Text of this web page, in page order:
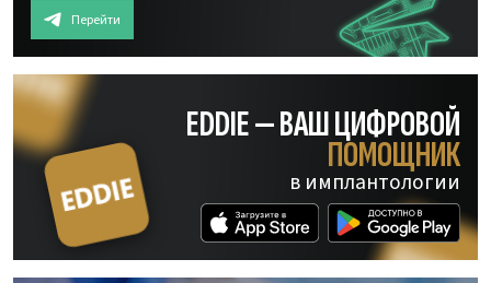
Перейти
EDDIE — ВАШ ЦИФРОВОЙ
ПОМОЩНИК
в имплантологии